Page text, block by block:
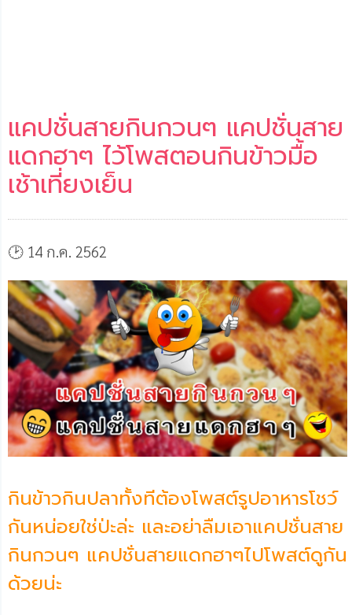
แคปชั่นสายกินกวนๆ แคปชั่นสาย
แดกฮาๆ ไว้โพสตอนกินข้าวมื้อ
เช้าเที่ยงเย็น
🕑 14 ก.ค. 2562
กินข้าวกินปลาทั้งทีต้องโพสต์รูปอาหารโชว์
กันหน่อยใช่ป่ะล่ะ และอย่าลืมเอาแคปชั่นสาย
กินกวนๆ แคปชั่นสายแดกฮาๆไปโพสต์ดูกัน
ด้วยน่ะ